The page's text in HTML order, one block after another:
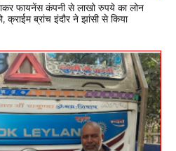
फायनेंस कंपनी से लाखो रुपये का लोन
ब्रांच इंदौर ने झांसी से किया